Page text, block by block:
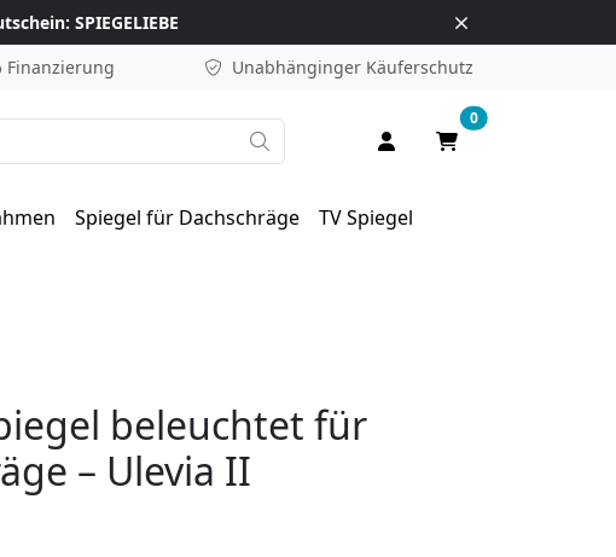
SPIEGELIEBE
Finanzierung Unabhänginger Käuferschutz
Suche Anmelden / Registrieren
Warenkorb
0
Spiegel für Dachschräge
TV Spiegel
beleuchtet für
– Ulevia II